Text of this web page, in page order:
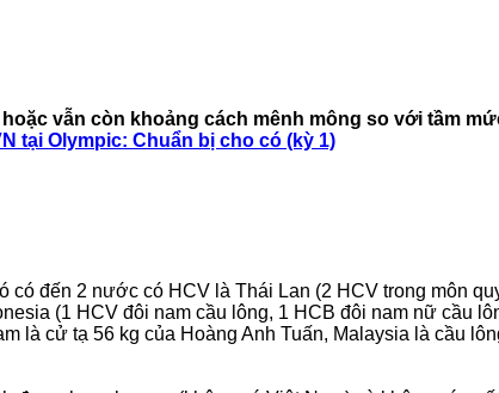
vẫn còn khoảng cách mênh mông so với tầm
tại Olympic: Chuẩn bị cho có (kỳ 1)
đến 2 nước có HCV là Thái Lan (2 HCV trong môn
(1 HCV đôi nam cầu lông, 1 HCB đôi nam nữ cầu
là cử tạ 56 kg của Hoàng Anh Tuấn, Malaysia là cầu